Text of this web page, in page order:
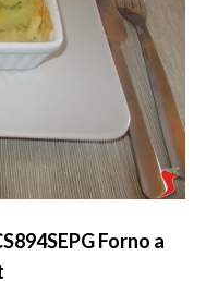
Forno a